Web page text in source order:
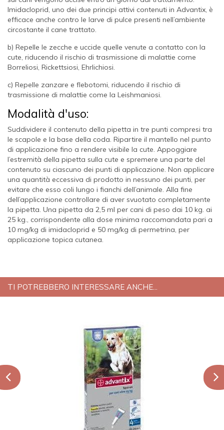
Imidacloprid, uno dei due principi attivi contenuti in Advantix, è
efficace anche contro le larve di pulce presenti nell’ambiente
circostante il cane trattato.
b) Repelle le zecche e uccide quelle venute a contatto con la
cute, riducendo il rischio di trasmissione di malattie come
Borreliosi, Rickettsiosi, Ehrlichiosi.
c) Repelle zanzare e flebotomi, riducendo il rischio di
trasmissione di malattie come la Leishmaniosi.
Modalità d'uso:
Suddividere il contenuto della pipetta in tre punti compresi tra
le scapole e la base della coda. Ripartire il mantello nel punto
di applicazione fino a rendere visibile la cute. Appoggiare
l’estremità della pipetta sulla cute e spremere una parte del
contenuto su ciascuno dei punti di applicazione. Non applicare
una quantità eccessiva di prodotto in nessuno dei punti, per
evitare che esso coli lungo i fianchi dell’animale. Alla fine
dell’applicazione controllare di aver svuotato completamente
la pipetta. Una pipetta da 2,5 ml per cani di peso dai 10 kg. ai
25 kg., corrispondente alla dose minima raccomandata pari a
10 mg/kg di imidacloprid e 50 mg/kg di permetrina, per
applicazione topica cutanea.
TI POTREBBERO INTERESSARE ANCHE...